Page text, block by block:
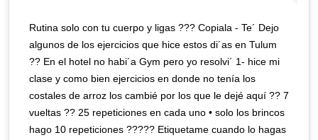
Rutina solo con tu cuerpo y ligas ??? Copiala - Te´ Dejo
algunos de los ejercicios que hice estos di´as en Tulum
?? En el hotel no habi´a Gym pero yo resolvi´ 1- hice mi
clase y como bien ejercicios en donde no tenía los
costales de arroz los cambié por los que le dejé aquí ?? 7
vueltas ?? 25 repeticiones en cada uno • solo los brincos
hago 10 repeticiones ????? Etiquetame cuando lo hagas